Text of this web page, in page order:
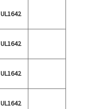
UL1642
UL1642
UL1642
UL1642